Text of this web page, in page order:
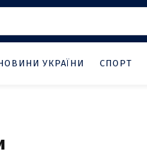
УКРАЇНИ СПОРТ